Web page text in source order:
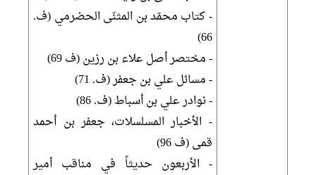
- كتاب محمّد بن المثنّى الحضرمي (ف.
66)
- مختصر أصل علاء بن رزين (ف 69)
- مسائل علي بن جعفر (ف. 71)
- نوادر علي بن أسباط (ف. 86)
- الأخبار المسلسلات، جعفر بن أحمد
قمى (ف 96)
- الأربعون حديثاً في مناقب أمير